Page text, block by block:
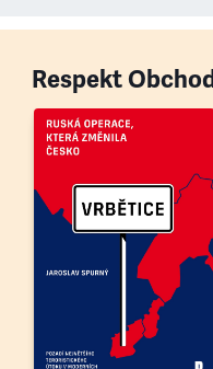
Respekt Obchod